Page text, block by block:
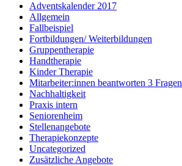
Adventskalender 2017
Allgemein
Fallbeispiel
Fortbildungen/ Weiterbildungen
Gruppentherapie
Handtherapie
Kinder Therapie
Mitarbeiter:innen beantworten 3 Fragen
Nachhaltigkeit
Praxis intern
Seniorenheim
Stellenangebote
Therapiekonzepte
Uncategorized
Zusätzliche Angebote